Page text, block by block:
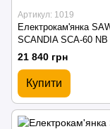
Артикул: 1019
Електрокам'янка
SCANDIA SCA-60 NB
21 840 грн
Купити